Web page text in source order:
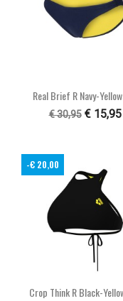
Real Brief R Navy-
€ 30,95 € 15,95
Crop Think R Black-
-€ 20,00